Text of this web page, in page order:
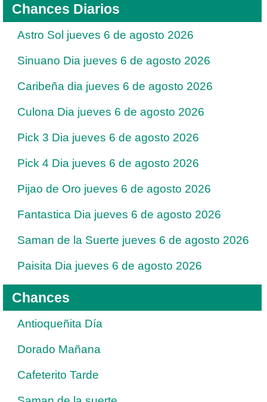
Chances Diarios
Astro Sol jueves 6 de agosto 2026
Sinuano Dia jueves 6 de agosto 2026
Caribeña dia jueves 6 de agosto 2026
Culona Dia jueves 6 de agosto 2026
Pick 3 Dia jueves 6 de agosto 2026
Pick 4 Dia jueves 6 de agosto 2026
Pijao de Oro jueves 6 de agosto 2026
Fantastica Dia jueves 6 de agosto 2026
Saman de la Suerte jueves 6 de agosto 2026
Paisita Dia jueves 6 de agosto 2026
Chances
Antioqueñita Día
Dorado Mañana
Cafeterito Tarde